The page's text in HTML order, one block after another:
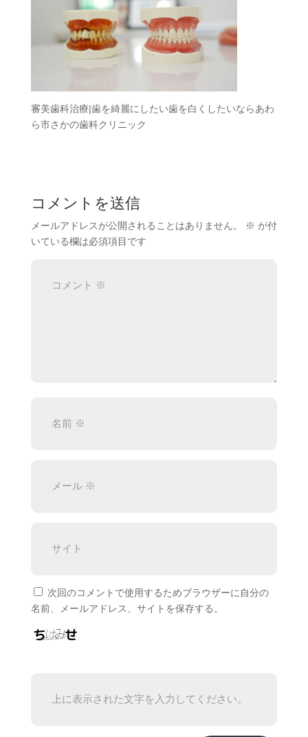
審美歯科治療|歯を綺麗にしたい歯を白くしたいならあわ
ら市さかの歯科クリニック
コメントを送信
メールアドレスが公開されることはありません。 ※ が付
いている欄は必須項目です
次回のコメントで使用するためブラウザーに自分の
名前、メールアドレス、サイトを保存する。